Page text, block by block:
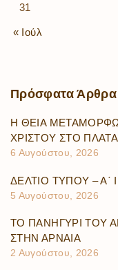
31
« Ιούλ
Πρόσφατα Άρθρα
Η ΘΕΙΑ
ΧΡΙΣΤΟΥ ΣΤΟ
6 Αυγούστου, 2026
ΔΕΛΤΙΟ ΤΥΠΟΥ – Α΄
5 Αυγούστου, 2026
ΤΟ ΠΑΝΗΓΥΡΙ ΤΟΥ
ΣΤΗΝ ΑΡΝΑΙΑ
2 Αυγούστου, 2026